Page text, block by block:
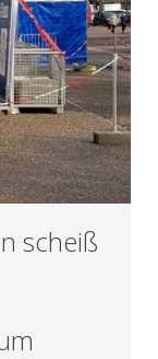
scheiß